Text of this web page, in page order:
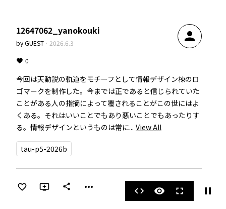
12647062_yanokouki
byGUEST · 2026.6.3 person
0
今回は天動説の軌道をモチーフとして情報デザイン棟のロ
ゴマークを制作した。今までは正であると信じられていた
ことがある人の指摘によって覆されることがこの世にはよ
くある。それはいいことでもあり悪いことでもあったりす
る。情報デザインというものは常に... View All
tau-p5-2026b
share more_horiz code visibility fullscreen pause